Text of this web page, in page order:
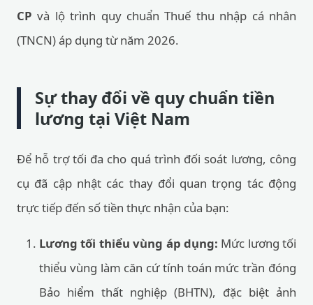
CP và lộ trình quy chuẩn Thuế thu nhập cá nhân
(TNCN) áp dụng từ năm 2026.
Sự thay đổi về quy chuẩn tiền
lương tại Việt Nam
Để hỗ trợ tối đa cho quá trình đối soát lương, công
cụ đã cập nhật các thay đổi quan trọng tác động
trực tiếp đến số tiền thực nhận của bạn:
Lương tối thiểu vùng áp dụng: Mức lương tối
thiểu vùng làm căn cứ tính toán mức trần đóng
Bảo hiểm thất nghiệp (BHTN), đặc biệt ảnh